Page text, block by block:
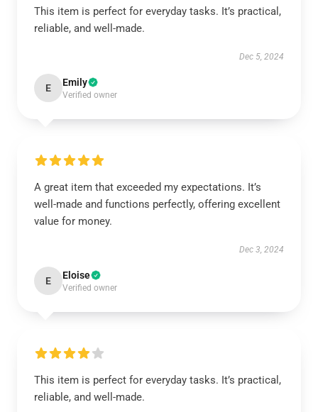
This item is perfect for everyday tasks. It’s practical,
reliable, and well-made.
Dec 5, 2024
E Emily
Verified owner
A great item that exceeded my expectations. It’s
well-made and functions perfectly, offering excellent
value for money.
Dec 3, 2024
E Eloise
Verified owner
This item is perfect for everyday tasks. It’s practical,
reliable, and well-made.